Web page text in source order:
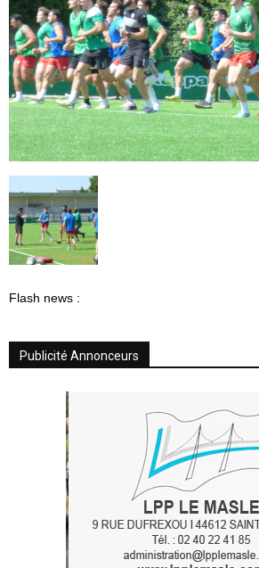
Flash news :
Publicité Annonceurs